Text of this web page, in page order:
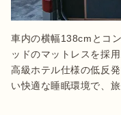
車内の横幅138cmとコ
ッドのマットレスを採
高級ホテル仕様の低反
い快適な睡眠環境で、